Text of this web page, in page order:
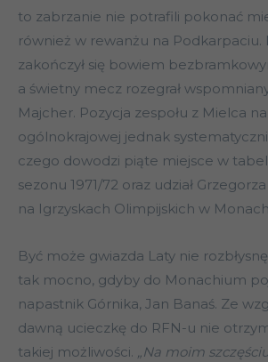
to zabrzanie nie potrafili pokonać
również w rewanżu na Podkarpaciu.
zakończył się bowiem
a świetny mecz rozegrał
Majcher. Pozycja zespołu z Mielca
ogólnokrajowej jednak
czego dowodzi piąte miejsce w
sezonu 1971/72 oraz udział
na Igrzyskach Olimpijskich w
Być może gwiazda Laty nie
tak mocno, gdyby do Monachium
napastnik Górnika, Jan Banaś. Ze
dawną ucieczkę do RFN-u nie
takiej możliwości. „Na moim